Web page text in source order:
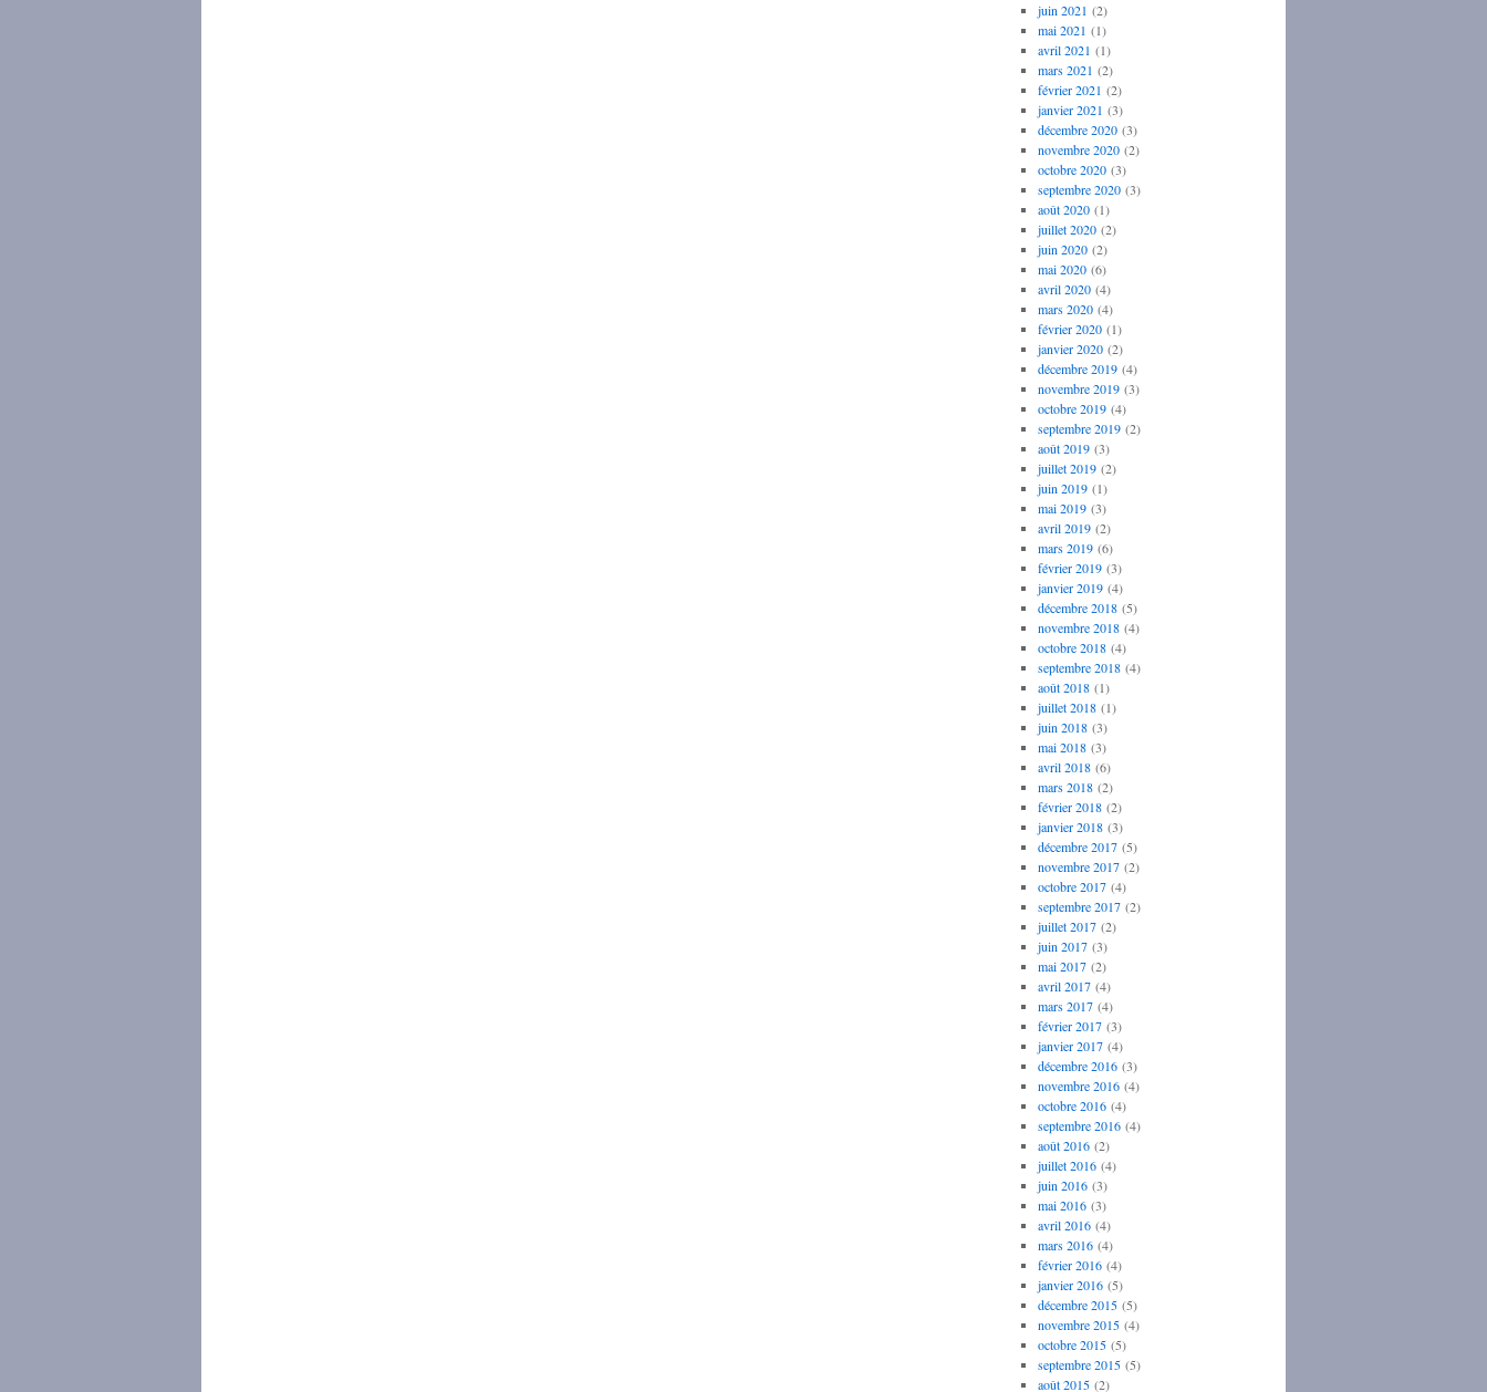
juin 2021 (2)
mai 2021 (1)
avril 2021 (1)
mars 2021 (2)
février 2021 (2)
janvier 2021 (3)
décembre 2020(3)
novembre 2020(2)
octobre 2020(3)
septembre 2020(3)
août 2020(1)
juillet 2020(2)
juin 2020(2)
mai 2020(6)
avril 2020(4)
mars 2020(4)
février 2020(1)
janvier 2020(2)
décembre 2019(4)
novembre 2019(3)
octobre 2019(4)
septembre 2019(2)
août 2019(3)
juillet 2019(2)
juin 2019(1)
mai 2019(3)
avril 2019(2)
mars 2019(6)
février 2019(3)
janvier 2019(4)
décembre 2018(5)
novembre 2018(4)
octobre 2018(4)
septembre 2018(4)
août 2018(1)
juillet 2018(1)
juin 2018(3)
mai 2018(3)
avril 2018(6)
mars 2018(2)
février 2018(2)
janvier 2018(3)
décembre 2017(5)
novembre 2017(2)
octobre 2017(4)
septembre 2017(2)
juillet 2017(2)
juin 2017(3)
mai 2017(2)
avril 2017(4)
mars 2017(4)
février 2017(3)
janvier 2017(4)
décembre 2016(3)
novembre 2016(4)
octobre 2016(4)
septembre 2016(4)
août 2016(2)
juillet 2016(4)
juin 2016(3)
mai 2016(3)
avril 2016(4)
mars 2016(4)
février 2016(4)
janvier 2016(5)
décembre 2015(5)
novembre 2015(4)
octobre 2015(5)
septembre 2015(5)
août 2015(2)